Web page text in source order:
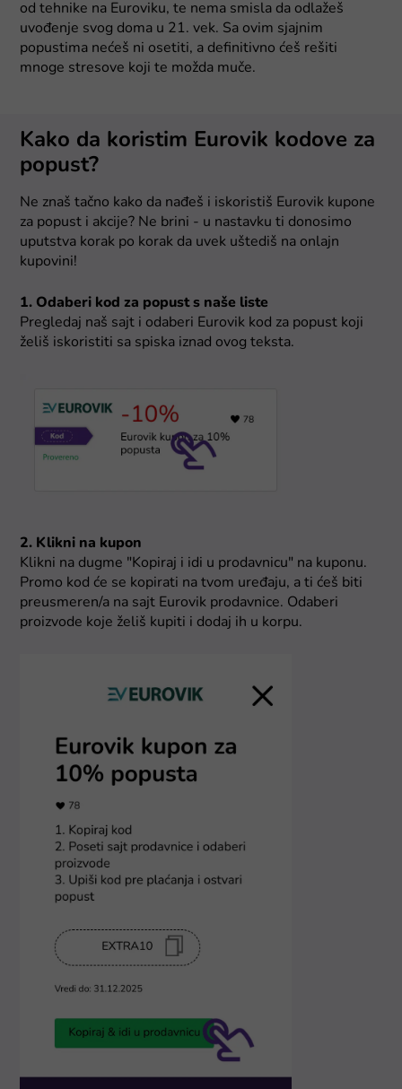
od tehnike na Euroviku, te nema smisla da odlažeš
uvođenje svog doma u 21. vek. Sa ovim sjajnim
popustima nećeš ni osetiti, a definitivno ćeš rešiti
mnoge stresove koji te možda muče.
Kako da koristim Eurovik kodove za
popust?
Ne znaš tačno kako da nađeš i iskoristiš Eurovik kupone
za popust i akcije? Ne brini - u nastavku ti donosimo
uputstva korak po korak da uvek uštediš na onlajn
kupovini!
1. Odaberi kod za popust s naše liste
Pregledaj naš sajt i odaberi Eurovik kod za popust koji
želiš iskoristiti sa spiska iznad ovog teksta.
2. Klikni na kupon
Klikni na dugme "Kopiraj i idi u prodavnicu" na kuponu.
Promo kod će se kopirati na tvom uređaju, a ti ćeš biti
preusmeren/a na sajt Eurovik prodavnice. Odaberi
proizvode koje želiš kupiti i dodaj ih u korpu.